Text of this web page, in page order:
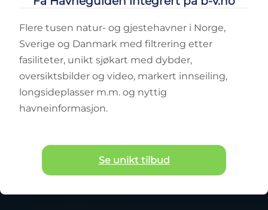
Flere tusen natur- og gjestehavner i Norge,
Sverige og Danmark med filtrering etter
fasiliteter, unikt sjøkart med dybder,
oversiktsbilder og video, markert innseiling,
longsideplasser m.m. og nyttig
havneinformasjon.
Se unikt tilbud